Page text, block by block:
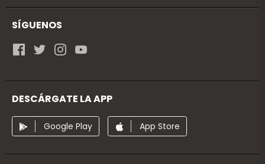
SÍGUENOS
DESCÁRGATE LA APP
Google Play App Store